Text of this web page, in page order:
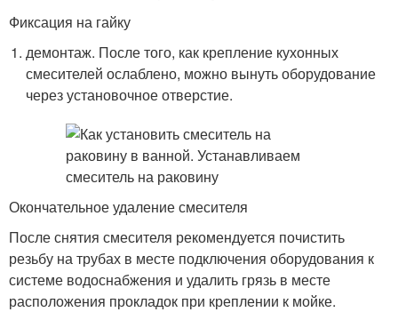
Фиксация на гайку
демонтаж. После того, как крепление кухонных
смесителей ослаблено, можно вынуть оборудование
через установочное отверстие.
Окончательное удаление смесителя
После снятия смесителя рекомендуется почистить
резьбу на трубах в месте подключения оборудования к
системе водоснабжения и удалить грязь в месте
расположения прокладок при креплении к мойке.